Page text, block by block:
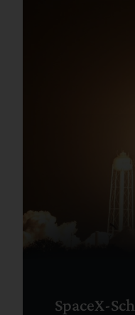
SpaceX-